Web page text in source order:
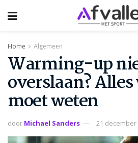
Home Algemeen
Warming-up
overslaan?
moet weten
door Michael Sanders 21 december